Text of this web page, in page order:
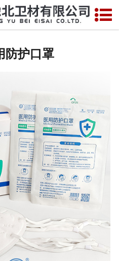
网站首页
泰州医用棉签
泰州显影纱布
泰州医用口罩帽
泰州医用包类
泰州医用手套
泰州医用鞋套
防护口罩